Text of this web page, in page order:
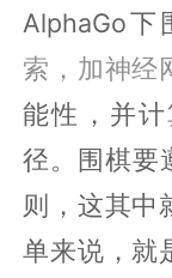
AlphaGo下
索，加神经
能性，并
径。围棋要
则，这其中
单来说，就